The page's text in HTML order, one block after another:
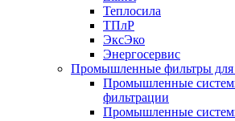
Теплосила
ТПлР
ЭксЭко
Энергосервис
Промышленные фильтры
Промышленные
фильтрации
Промышленные